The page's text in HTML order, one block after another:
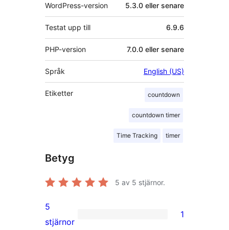
WordPress-version 5.3.0 eller senare
Testat upp till 6.9.6
PHP-version 7.0.0 eller senare
Språk English (US)
Etiketter countdown
countdown timer
Time Tracking timer
Betyg
5 av 5 stjärnor.
1
5
stjärnor
1